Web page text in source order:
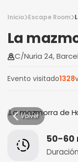
Inicio Escape Room
La
C/Nuria 24,
Evento visitado1328
Volver
50-60